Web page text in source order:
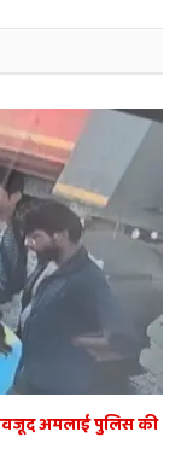
अमलाई पुलिस की